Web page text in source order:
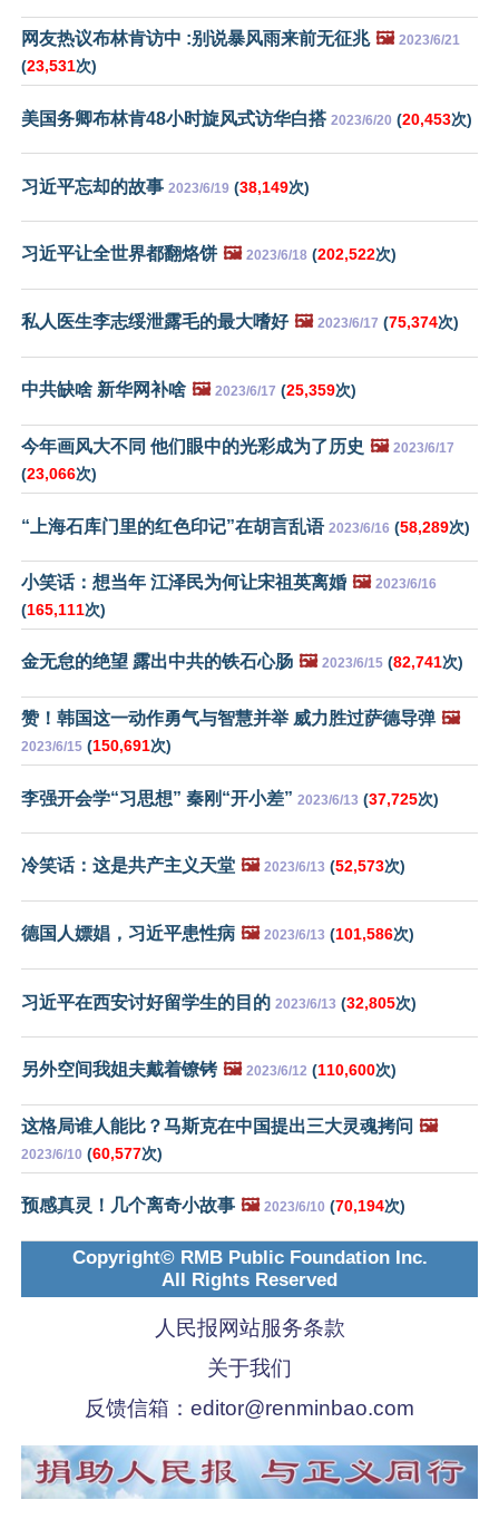
网友热议布林肯访中 :别说暴风雨来前无征兆 🖼️ 2023/6/21
(23,531次)
美国务卿布林肯48小时旋风式访华白搭 2023/6/20 (20,453次)
习近平忘却的故事 2023/6/19 (38,149次)
习近平让全世界都翻烙饼 🖼️ 2023/6/18 (202,522次)
私人医生李志绥泄露毛的最大嗜好 🖼️ 2023/6/17 (75,374次)
中共缺啥 新华网补啥 🖼️ 2023/6/17 (25,359次)
今年画风大不同 他们眼中的光彩成为了历史 🖼️ 2023/6/17
(23,066次)
“上海石库门里的红色印记”在胡言乱语 2023/6/16 (58,289次)
小笑话：想当年 江泽民为何让宋祖英离婚 🖼️ 2023/6/16
(165,111次)
金无怠的绝望 露出中共的铁石心肠 🖼️ 2023/6/15 (82,741次)
赞！韩国这一动作勇气与智慧并举 威力胜过萨德导弹 🖼️
2023/6/15 (150,691次)
李强开会学“习思想” 秦刚“开小差” 2023/6/13 (37,725次)
冷笑话：这是共产主义天堂 🖼️ 2023/6/13 (52,573次)
德国人嫖娼，习近平患性病 🖼️ 2023/6/13 (101,586次)
习近平在西安讨好留学生的目的 2023/6/13 (32,805次)
另外空间我姐夫戴着镣铐 🖼️ 2023/6/12 (110,600次)
这格局谁人能比？马斯克在中国提出三大灵魂拷问 🖼️
2023/6/10 (60,577次)
预感真灵！几个离奇小故事 🖼️ 2023/6/10 (70,194次)
Copyright© RMB Public Foundation Inc.
All Rights Reserved
人民报网站服务条款
关于我们
反馈信箱： editor@renminbao.com